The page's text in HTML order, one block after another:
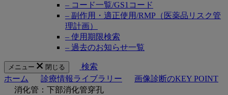
– コード一覧/GS1コード
– 副作用・適正使用/RMP（医薬品リスク管
理計画）
– 使用期限検索
– 過去のお知らせ一覧
メニュー 閉じる
検索
ホーム
診療情報ライブラリー
画像診断のKEY POINT
消化管：下部消化管穿孔